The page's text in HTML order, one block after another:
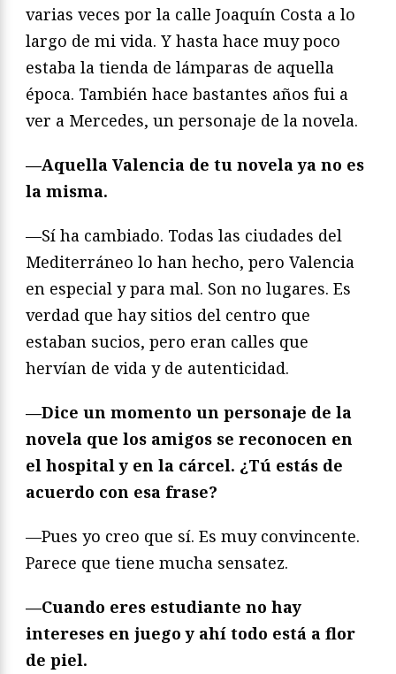
varias veces por la calle Joaquín Costa a lo
largo de mi vida. Y hasta hace muy poco
estaba la tienda de lámparas de aquella
época. También hace bastantes años fui a
ver a Mercedes, un personaje de la novela.
—Aquella Valencia de tu novela ya no es
la misma.
—Sí ha cambiado. Todas las ciudades del
Mediterráneo lo han hecho, pero Valencia
en especial y para mal. Son no lugares. Es
verdad que hay sitios del centro que
estaban sucios, pero eran calles que
hervían de vida y de autenticidad.
—Dice un momento un personaje de la
novela que los amigos se reconocen en
el hospital y en la cárcel. ¿Tú estás de
acuerdo con esa frase?
—Pues yo creo que sí. Es muy convincente.
Parece que tiene mucha sensatez.
—Cuando eres estudiante no hay
intereses en juego y ahí todo está a flor
de piel.